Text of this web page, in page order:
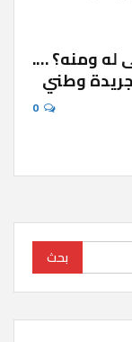
له ومنه؟ ….
وطني